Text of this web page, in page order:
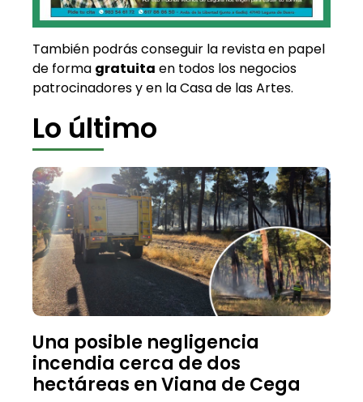
También podrás conseguir la revista en papel
de forma gratuita en todos los negocios
patrocinadores y en la Casa de las Artes.
Lo último
Una posible negligencia
incendia cerca de dos
hectáreas en Viana de Cega